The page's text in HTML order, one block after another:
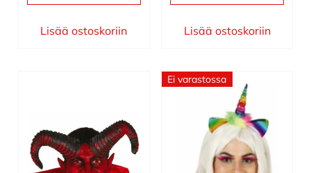
Lisää ostoskoriin Lisää ostoskoriin
Ei varastossa